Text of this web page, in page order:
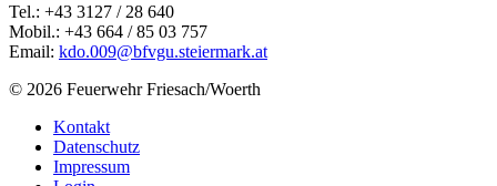
Tel.: +43 3127 / 28 640
Mobil.: +43 664 / 85 03 757
Email: kdo.009@bfvgu.steiermark.at
© 2026 Feuerwehr Friesach/Woerth
Kontakt
Datenschutz
Impressum